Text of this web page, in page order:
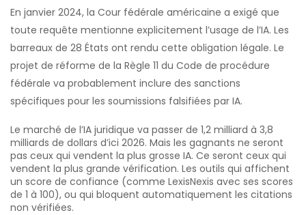
En janvier 2024, la Cour fédérale américaine a exigé que
toute requête mentionne explicitement l’usage de l’IA. Les
barreaux de 28 États ont rendu cette obligation légale. Le
projet de réforme de la Règle 11 du Code de procédure
fédérale va probablement inclure des sanctions
spécifiques pour les soumissions falsifiées par IA.
Le marché de l’IA juridique va passer de 1,2 milliard à 3,8
milliards de dollars d’ici 2026. Mais les gagnants ne seront
pas ceux qui vendent la plus grosse IA. Ce seront ceux qui
vendent la plus grande vérification. Les outils qui affichent
un score de confiance (comme LexisNexis avec ses scores
de 1 à 100), ou qui bloquent automatiquement les citations
non vérifiées.